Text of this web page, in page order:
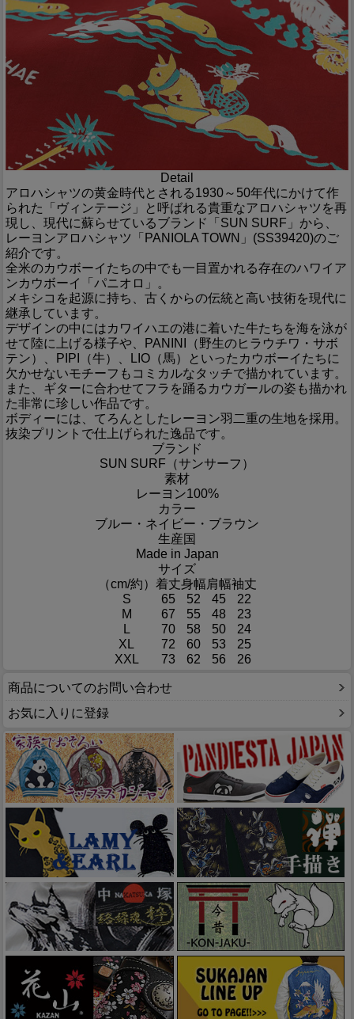
Detail
アロハシャツの黄金時代とされる1930～50年代にかけて作
られた「ヴィンテージ」と呼ばれる貴重なアロハシャツを再
現し、現代に蘇らせているブランド「SUN SURF」から、
レーヨンアロハシャツ「PANIOLA TOWN」(SS39420)のご
紹介です。
全米のカウボーイたちの中でも一目置かれる存在のハワイア
ンカウボーイ「パニオロ」。
メキシコを起源に持ち、古くからの伝統と高い技術を現代に
継承しています。
デザインの中にはカワイハエの港に着いた牛たちを海を泳が
せて陸に上げる様子や、PANINI（野生のヒラウチワ・サボ
テン）、PIPI（牛）、LIO（馬）といったカウボーイたちに
欠かせないモチーフもコミカルなタッチで描かれています。
また、ギターに合わせてフラを踊るカウガールの姿も描かれ
た非常に珍しい作品です。
ボディーには、てろんとしたレーヨン羽二重の生地を採用。
抜染プリントで仕上げられた逸品です。
ブランド
SUN SURF（サンサーフ）
素材
レーヨン100%
カラー
ブルー・ネイビー・ブラウン
生産国
Made in Japan
サイズ
（cm/約） 着丈身幅肩幅袖丈
S
65 52 45
22
M
67 55 48
23
L
70 58 50
24
XL
72 60 53
25
XXL
73 62 56 26
商品についてのお問い合わせ
お気に入りに登録